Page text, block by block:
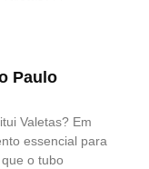
Paulo
Valetas? Em
essencial para
o tubo